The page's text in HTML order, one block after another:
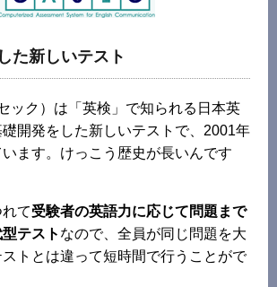
た新しいテスト
ック）は「英検」で知られる日本英
開発をした新しいテストで、2001年
ます。けっこう歴史が長いんです
て受験者の英語力に応じて問題まで
テスト なので、全員が同じ問題を大
トとは違って短時間で行うことがで